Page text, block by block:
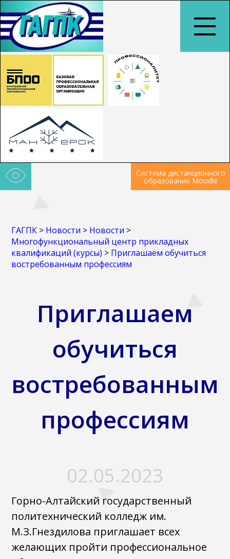
Система дистанционного
образования Moodle
ГАГПК > Новости > Новости >
Многофункциональный центр прикладных
квалификаций (курсы) > Приглашаем обучиться
востребованным профессиям
Приглашаем
обучиться
востребованным
профессиям
02.05.2023
Горно-Алтайский государственный
политехнический колледж им.
М.З.Гнездилова приглашает всех
желающих пройти профессиональное